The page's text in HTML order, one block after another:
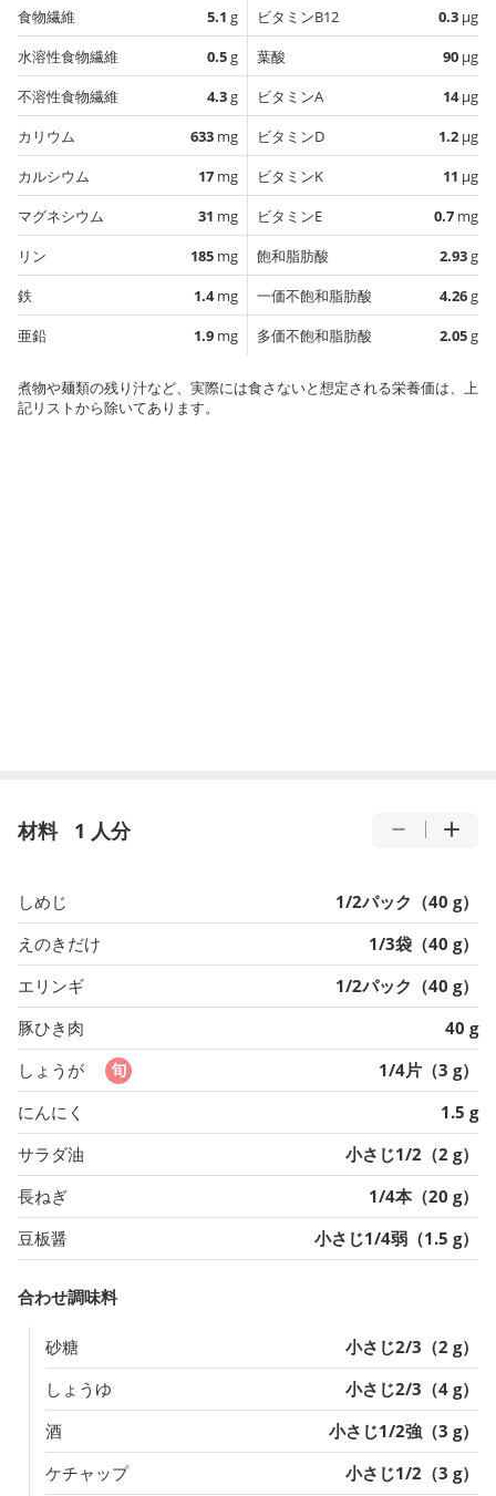
食物繊維
5.1 g
水溶性食物繊維
0.5g
不溶性食物繊維
4.3g
カリウム
633 mg
カルシウム
17 mg
マグネシウム
31 mg
リン
185 mg
鉄
1.4mg
亜鉛
1.9 mg
ビタミンB12
0.3 µg
葉酸
90 µg
ビタミンA
14µg
ビタミンD
1.2 µg
ビタミンK
11 µg
ビタミンE
0.7 mg
飽和脂肪酸
2.93g
一価不飽和脂肪酸
4.26g
多価不飽和脂肪酸
2.05g
煮物や麺類の残り汁など、実際には食さないと想定される栄養価は、上
記リストから除いてあります。
材料 1 人分
しめじ
1/2パック（40 g）
えのきだけ
1/3袋（40 g）
エリンギ
1/2パック（40 g）
豚ひき肉
40 g
しょうが
1/4片（3 g）
にんにく
1.5 g
サラダ油
小さじ1/2（2 g）
長ねぎ
1/4本（20 g）
豆板醤
小さじ1/4弱（1.5 g）
合わせ調味料
砂糖
小さじ2/3（2 g）
しょうゆ
小さじ2/3（4 g）
酒
小さじ1/2強（3 g）
ケチャップ
小さじ1/2（3 g）